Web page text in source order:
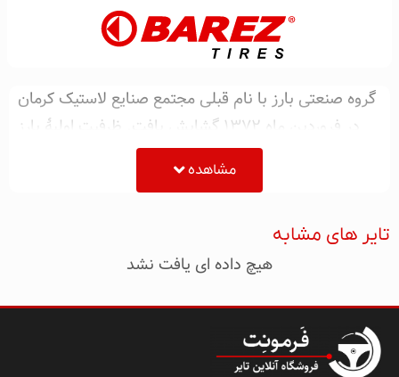
گروه صنعتی بارز با نام قبلی مجتمع صنایع لاستیک کرمان
در فروردین ماه ۱۳۷۲ گشایش یافت. ظرفیت اولیهٔ بارز
برای تولید تایر ۲۵۰۰۰ تن انواع تایر، تیوب و نوار و
همچنین تایرهای کشاورزی بود. سهام بارز در حال حاضر،
۱۳۹۳، تولیدی برابر با چهار میلیون حلقه لاستیک در سال
دارد.
تبریز تایر نمایندگی رسمی لاستیک بارز در استان
مشاهده
تایر های مشابه
هیچ داده ای یافت نشد